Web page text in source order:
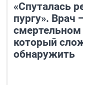
«Спуталась
пургу». Врач —
смертельном
который
обнаружить